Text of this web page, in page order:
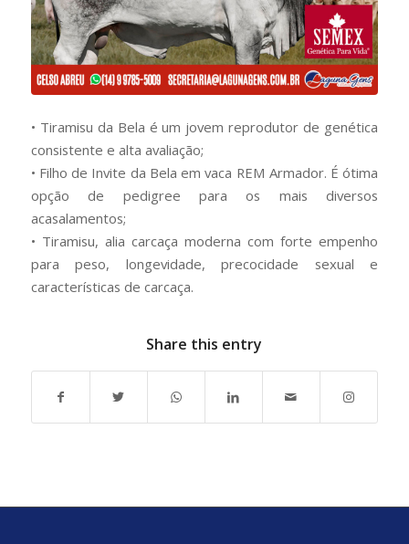
• Tiramisu da Bela é um jovem reprodutor de genética
consistente e alta avaliação;
• Filho de Invite da Bela em vaca REM Armador. É ótima
opção de pedigree para os mais diversos
acasalamentos;
• Tiramisu, alia carcaça moderna com forte empenho
para peso, longevidade, precocidade sexual e
características de carcaça.
Share this entry